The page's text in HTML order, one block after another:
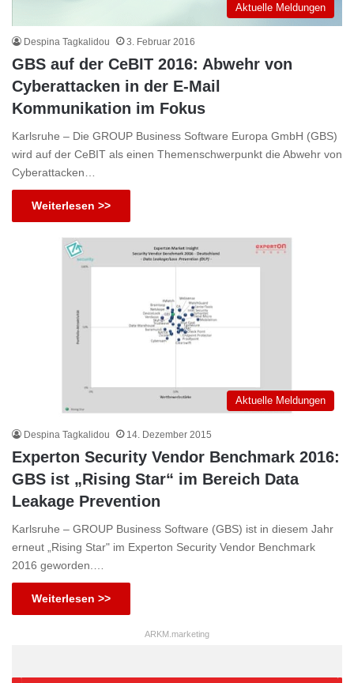
Aktuelle Meldungen
Despina Tagkalidou 3. Februar 2016
GBS auf der CeBIT 2016: Abwehr von
Cyberattacken in der E-Mail
Kommunikation im Fokus
Karlsruhe – Die GROUP Business Software Europa GmbH (GBS)
wird auf der CeBIT als einen Themenschwerpunkt die Abwehr von
Cyberattacken…
Weiterlesen >>
Aktuelle Meldungen
Despina Tagkalidou 14. Dezember 2015
Experton Security Vendor Benchmark 2016:
GBS ist „Rising Star“ im Bereich Data
Leakage Prevention
Karlsruhe – GROUP Business Software (GBS) ist in diesem Jahr
erneut „Rising Star" im Experton Security Vendor Benchmark
2016 geworden.…
Weiterlesen >>
ARKM.marketing